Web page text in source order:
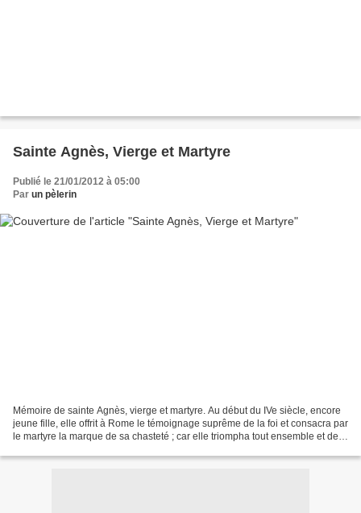
Sainte Agnès, Vierge et Martyre
Publié le 21/01/2012 à 05:00
Par un pèlerin
Mémoire de sainte Agnès, vierge et martyre. Au début du IVe siècle, encore
jeune fille, elle offrit à Rome le témoignage suprême de la foi et consacra par
le martyre la marque de sa chasteté ; car elle triompha tout ensemble et de